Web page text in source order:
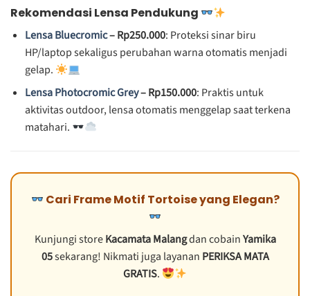
Rekomendasi Lensa Pendukung
Lensa Bluecromic– Rp250.000: Proteksi sinar biru
HP/laptop sekaligus perubahan warna otomatis menjadi
gelap.
Lensa Photocromic Grey– Rp150.000: Praktis untuk
aktivitas outdoor, lensa otomatis menggelap saat terkena
matahari.
Cari Frame Motif Tortoise yang Elegan?
Kunjungi storeKacamata Malangdan cobainYamika
05sekarang! Nikmati juga layanan PERIKSA MATA
GRATIS.